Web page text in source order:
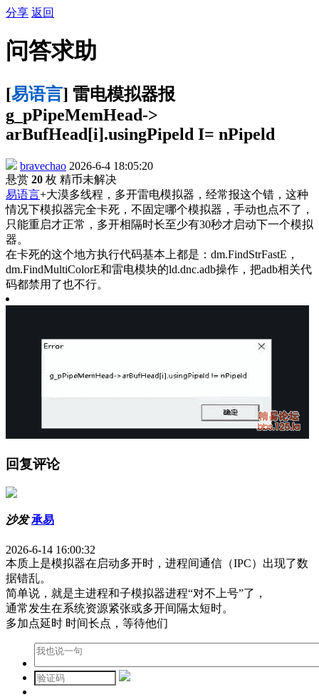
分享 返回
问答求助
[易语言] 雷电模拟器报
g_pPipeMemHead->
arBufHead[i].usingPipeld I= nPipeld
bravechao 2026-6-4 18:05:20
悬赏 20 枚 精币未解决
易语言+大漠多线程，多开雷电模拟器，经常报这个错，这种
情况下模拟器完全卡死，不固定哪个模拟器，手动也点不了，
只能重启才正常，多开相隔时长至少有30秒才启动下一个模拟
器。
在卡死的这个地方执行代码基本上都是：dm.FindStrFastE，
dm.FindMultiColorE和雷电模块的ld.dnc.adb操作，把adb相关代
码都禁用了也不行。
回复评论
沙发 承易
2026-6-14 16:00:32
本质上是模拟器在启动多开时，进程间通信（IPC）出现了数
据错乱。
简单说，就是主进程和子模拟器进程“对不上号”了，
通常发生在系统资源紧张或多开间隔太短时。
多加点延时 时间长点，等待他们